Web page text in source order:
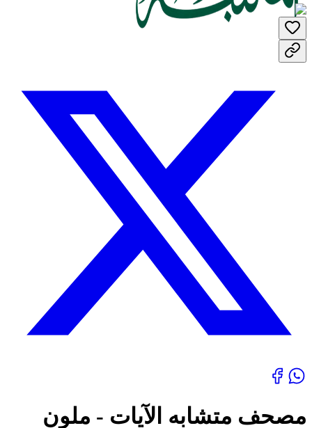
مصحف متشابه الآيات - ملون